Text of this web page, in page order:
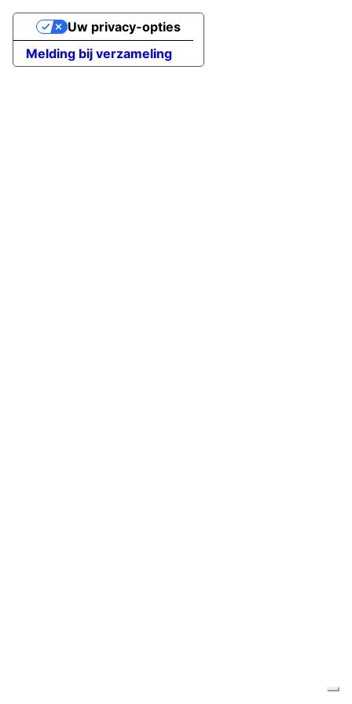
Melding bij verzameling
Uw privacy-opties